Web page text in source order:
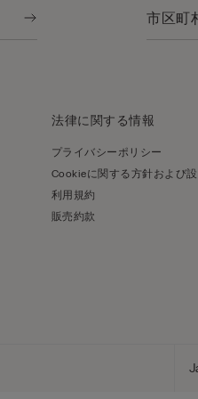
法律に関する情報
プライバシーポリシー
Cookieに関する方針および
利用規約
販売約款